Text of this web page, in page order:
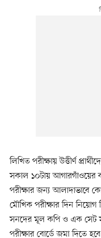
লিখিত পরীক্ষায় উত্তীর্ণ
সকাল ১০টায় আগারগাঁওয়ের
পরীক্ষার জন্য আলাদাভাবে
মৌখিক পরীক্ষার দিন নিয়োগ
সনদের মূল কপি ও এক সেট
পরীক্ষার বোর্ডে জমা দিতে